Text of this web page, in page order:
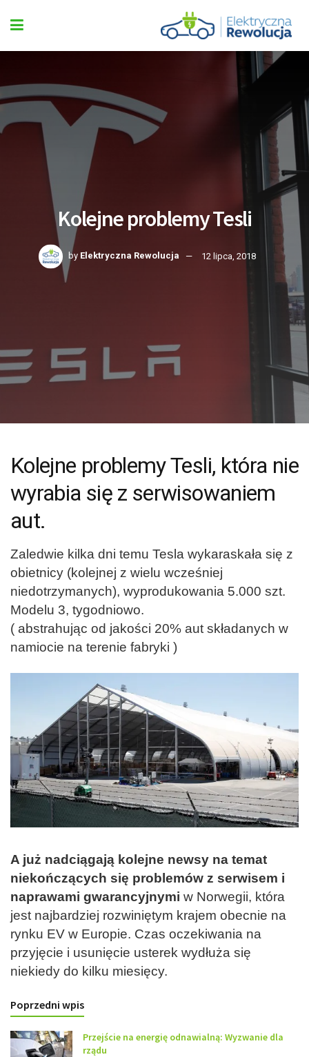
Kolejne problemy Tesli
by Elektryczna Rewolucja 12 lipca, 2018
Kolejne problemy Tesli, która nie
wyrabia się z serwisowaniem
aut.
Zaledwie kilka dni temu Tesla wykaraskała się z
obietnicy (kolejnej z wielu wcześniej
niedotrzymanych), wyprodukowania 5.000 szt.
Modelu 3, tygodniowo.
( abstrahując od jakości 20% aut składanych w
namiocie na terenie fabryki )
A już nadciągają kolejne newsy na temat
niekończących się problemów z serwisem i
naprawami gwarancyjnymi w Norwegii, która
jest najbardziej rozwiniętym krajem obecnie na
rynku EV w Europie. Czas oczekiwania na
przyjęcie i usunięcie usterek wydłuża się
niekiedy do kilku miesięcy.
Poprzedni wpis
Przejście na energię odnawialną: Wyzwanie dla
rządu